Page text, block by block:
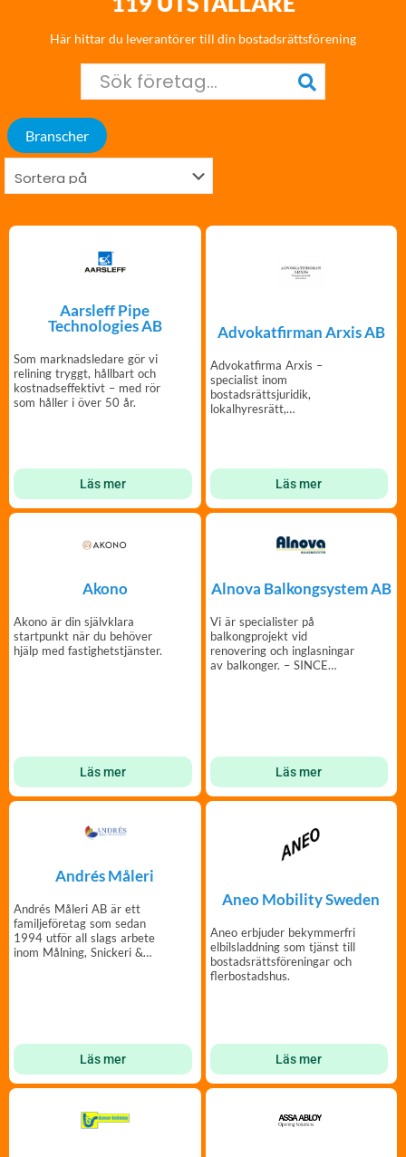
Här hittar du leverantörer till din bostadsrättsförening
Branscher
Aarsleff Pipe
Technologies AB
Som marknadsledare gör vi
relining tryggt, hållbart och
kostnadseffektivt – med rör
som håller i över 50 år.
Läs mer
Advokatfirman Arxis AB
Advokatfirma Arxis –
specialist inom
bostadsrättsjuridik,
lokalhyresrätt,
Läs mer
Akono
Akono är din självklara
startpunkt när du behöver
hjälp med fastighetstjänster.
Läs mer
Alnova Balkongsystem AB
Vi är specialister på
balkongprojekt vid
renovering och inglasningar
av balkonger. – SINCE
Läs mer
Andrés Måleri
Andrés Måleri AB är ett
familjeföretag som sedan
1994 utför all slags arbete
inom Målning, Snickeri &
Läs mer
Aneo Mobility Sweden
Aneo erbjuder bekymmerfri
elbilsladdning som tjänst till
bostadsrättsföreningar och
flerbostadshus.
Läs mer